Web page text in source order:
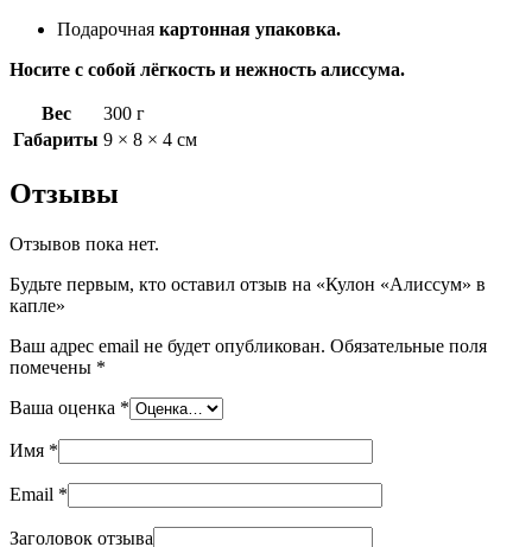
Подарочная картонная упаковка.
Носите с собой лёгкость и нежность алиссума.
Вес
300 г
Габариты 9 × 8 × 4 см
Отзывы
Отзывов пока нет.
Будьте первым, кто оставил отзыв на «Кулон «Алиссум» в
капле»
Ваш адрес email не будет опубликован. Обязательные поля
помечены *
Ваша оценка *
Имя *
Email *
Заголовок отзыва